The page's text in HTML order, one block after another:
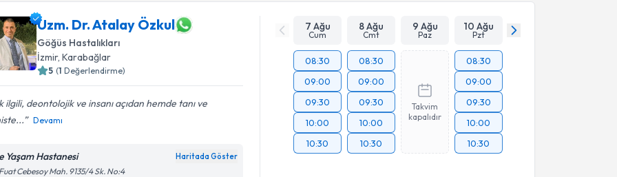
Uzm. Dr. Atalay Özkul
Göğüs Hastalıkları
İzmir, Karabağlar
5 (1 Değerlendirme)
ilgili, deontolojik ve insanı açıdan hemde tanı ve
Devamı
Yaşam Hastanesi Haritada Göster
Cebesoy Mah. 9135/4 Sk. No:4
7 Ağu
Cum
8 Ağu
Cmt
9 Ağu
Paz
10 Ağu
Pzt
08:30
09:00
09:30
10:00
10:30
08:30
09:00
09:30
10:00
10:30
Takvim
kapalıdır
08:30
09:00
09:30
10:00
10:30